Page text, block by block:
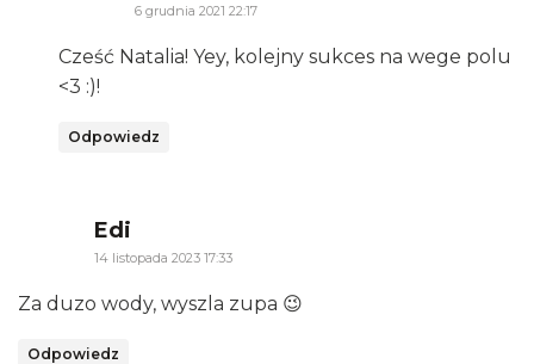
6 grudnia 2021 22:17
Cześć Natalia! Yey, kolejny sukces na wege polu
<3 :)!
Odpowiedz
Edi
14 listopada 2023 17:33
Za duzo wody, wyszla zupa 😉
Odpowiedz